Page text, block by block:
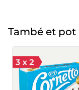
També et pot